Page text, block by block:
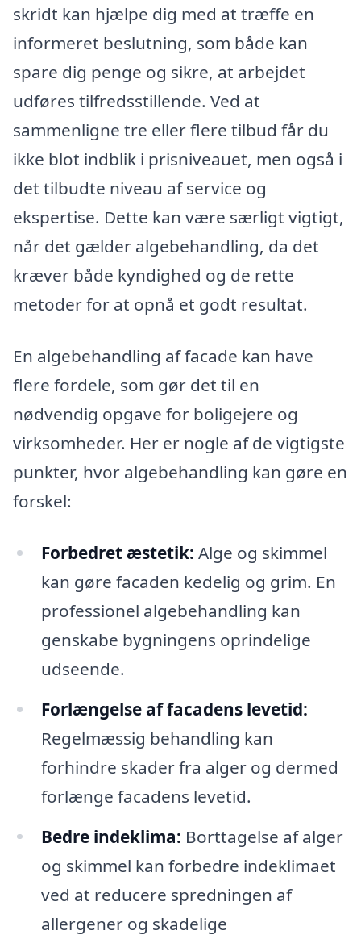
skridt kan hjælpe dig med at træffe en
informeret beslutning, som både kan
spare dig penge og sikre, at arbejdet
udføres tilfredsstillende. Ved at
sammenligne tre eller flere tilbud får du
ikke blot indblik i prisniveauet, men også i
det tilbudte niveau af service og
ekspertise. Dette kan være særligt vigtigt,
når det gælder algebehandling, da det
kræver både kyndighed og de rette
metoder for at opnå et godt resultat.
En algebehandling af facade kan have
flere fordele, som gør det til en
nødvendig opgave for boligejere og
virksomheder. Her er nogle af de vigtigste
punkter, hvor algebehandling kan gøre en
forskel:
Forbedret æstetik: Alge og skimmel
kan gøre facaden kedelig og grim. En
professionel algebehandling kan
genskabe bygningens oprindelige
udseende.
Forlængelse af facadens levetid:
Regelmæssig behandling kan
forhindre skader fra alger og dermed
forlænge facadens levetid.
Bedre indeklima: Borttagelse af alger
og skimmel kan forbedre indeklimaet
ved at reducere spredningen af
allergener og skadelige